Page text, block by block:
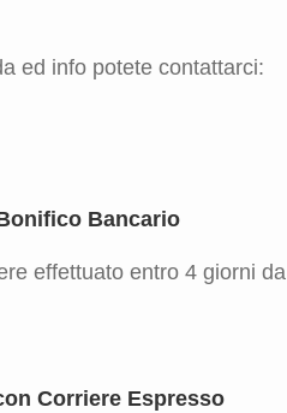
ed info potete contattarci:
Bancario
effettuato entro 4 giorni
Corriere Espresso